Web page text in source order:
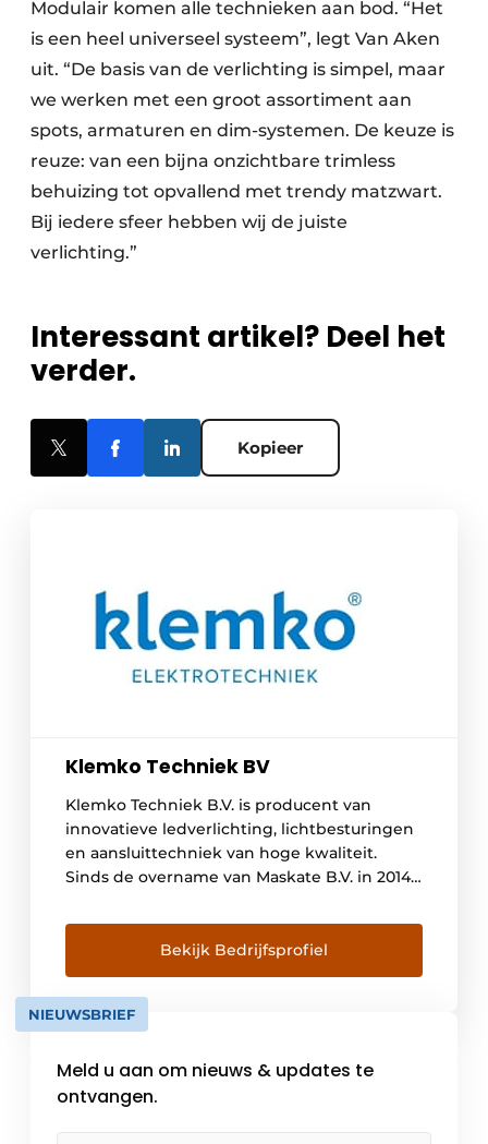
Modulair komen alle technieken aan bod. “Het
is een heel universeel systeem”, legt Van Aken
uit. “De basis van de verlichting is simpel, maar
we werken met een groot assortiment aan
spots, armaturen en dim-systemen. De keuze is
reuze: van een bijna onzichtbare trimless
behuizing tot opvallend met trendy matzwart.
Bij iedere sfeer hebben wij de juiste
verlichting.”
Interessant artikel? Deel het
verder.
Kopieer
Klemko Techniek BV
Klemko Techniek B.V. is producent van
innovatieve ledverlichting, lichtbesturingen
en aansluittechniek van hoge kwaliteit.
Sinds de overname van Maskate B.V. in 2014
bevestigingsmaterialen en Canalit
kabelkanalen tot het assortiment. Hoe divers
het productassortiment ook is, het
uitgangspunt van elk product is om de
elektrotechnische installateur sneller,
Bekijk Bedrijfsprofiel
NIEUWSBRIEF
Meld u aan om nieuws & updates te
ontvangen.